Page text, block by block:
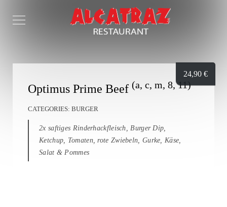
Optimus Prime Beef (a, c, m, 8, 11)
CATEGORIES: BURGER
2x saftiges Rinderhackfleisch, Burger Dip,
Ketchup, Tomaten, rote Zwiebeln, Gurke, Käse,
Salat & Pommes
24,90 €